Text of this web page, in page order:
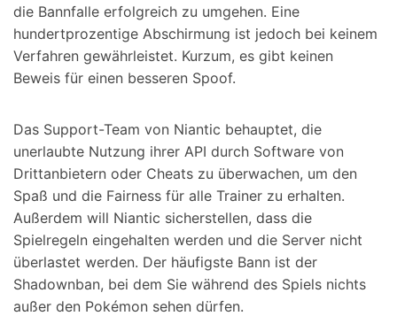
die Bannfalle erfolgreich zu umgehen. Eine
hundertprozentige Abschirmung ist jedoch bei keinem
Verfahren gewährleistet. Kurzum, es gibt keinen
Beweis für einen besseren Spoof.
Das Support-Team von Niantic behauptet, die
unerlaubte Nutzung ihrer API durch Software von
Drittanbietern oder Cheats zu überwachen, um den
Spaß und die Fairness für alle Trainer zu erhalten.
Außerdem will Niantic sicherstellen, dass die
Spielregeln eingehalten werden und die Server nicht
überlastet werden. Der häufigste Bann ist der
Shadownban, bei dem Sie während des Spiels nichts
außer den Pokémon sehen dürfen.